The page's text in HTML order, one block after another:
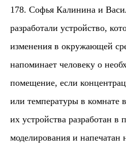
178. Софья Калинина и
разработали устройство,
изменения в окружающей
напоминает человеку о
помещение, если
или температуры в
их устройства разработан в
моделирования и напечатан